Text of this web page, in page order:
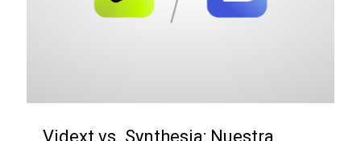
Vidext vs. Synthesia: Nuestra